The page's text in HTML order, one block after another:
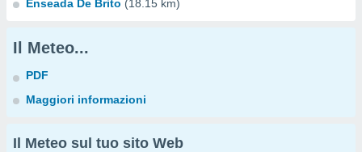
Enseada De Brito (18.15 km)
Il Meteo...
PDF
Maggiori informazioni
Il Meteo sul tuo sito Web